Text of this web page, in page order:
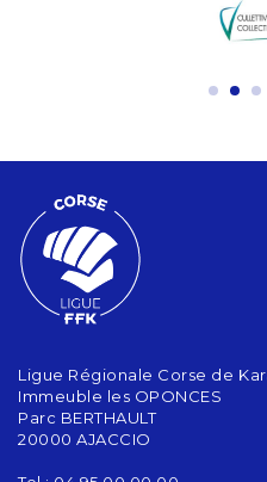
Ligue Régionale Corse de
Immeuble les OPONCES
Parc BERTHAULT
20000 AJACCIO